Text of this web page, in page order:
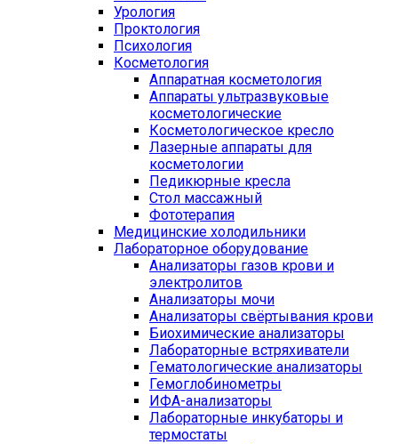
Урология
Проктология
Психология
Косметология
Аппаратная косметология
Аппараты ультразвуковые
косметологические
Косметологическое кресло
Лазерные аппараты для
косметологии
Педикюрные кресла
Стол массажный
Фототерапия
Медицинские холодильники
Лабораторное оборудование
Анализаторы газов крови и
электролитов
Анализаторы мочи
Анализаторы свёртывания крови
Биохимические анализаторы
Лабораторные встряхиватели
Гематологические анализаторы
Гемоглобинометры
ИФА-анализаторы
Лабораторные инкубаторы и
термостаты